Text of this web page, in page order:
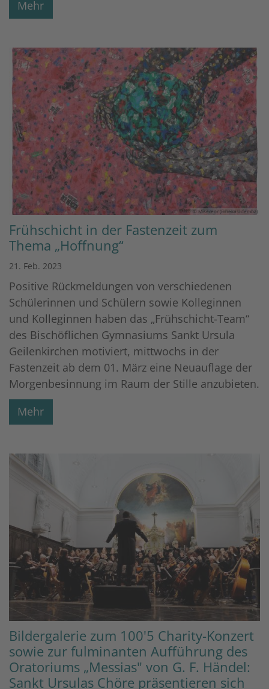
Mehr
© Misereor (Erneka Udemba)
Frühschicht in der Fastenzeit zum
Thema „Hoffnung“
21. Feb. 2023
Positive Rückmeldungen von verschiedenen
Schülerinnen und Schülern sowie Kolleginnen
und Kolleginnen haben das „Frühschicht-Team“
des Bischöflichen Gymnasiums Sankt Ursula
Geilenkirchen motiviert, mittwochs in der
Fastenzeit ab dem 01. März eine Neuauflage der
Morgenbesinnung im Raum der Stille anzubieten.
Mehr
Bildergalerie zum 100'5 Charity-Konzert
sowie zur fulminanten Aufführung des
Oratoriums „Messias" von G. F. Händel:
Sankt Ursulas Chöre präsentieren sich